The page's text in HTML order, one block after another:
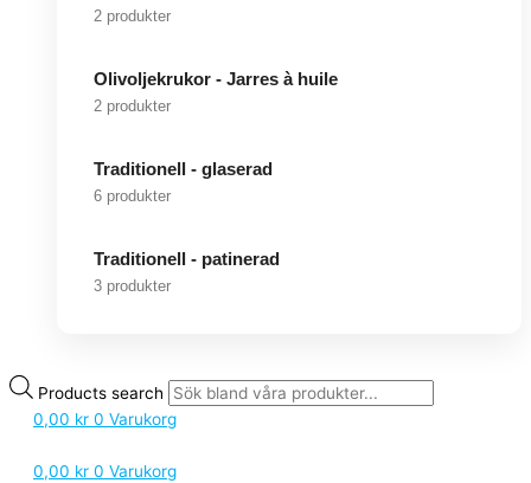
2 produkter
Olivoljekrukor - Jarres à huile
2 produkter
Traditionell - glaserad
6 produkter
Traditionell - patinerad
3 produkter
Products search
0,00 kr 0 Varukorg
0,00 kr 0 Varukorg